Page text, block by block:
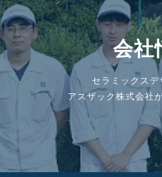
会社
セラミックスデ
アスザック株式会社